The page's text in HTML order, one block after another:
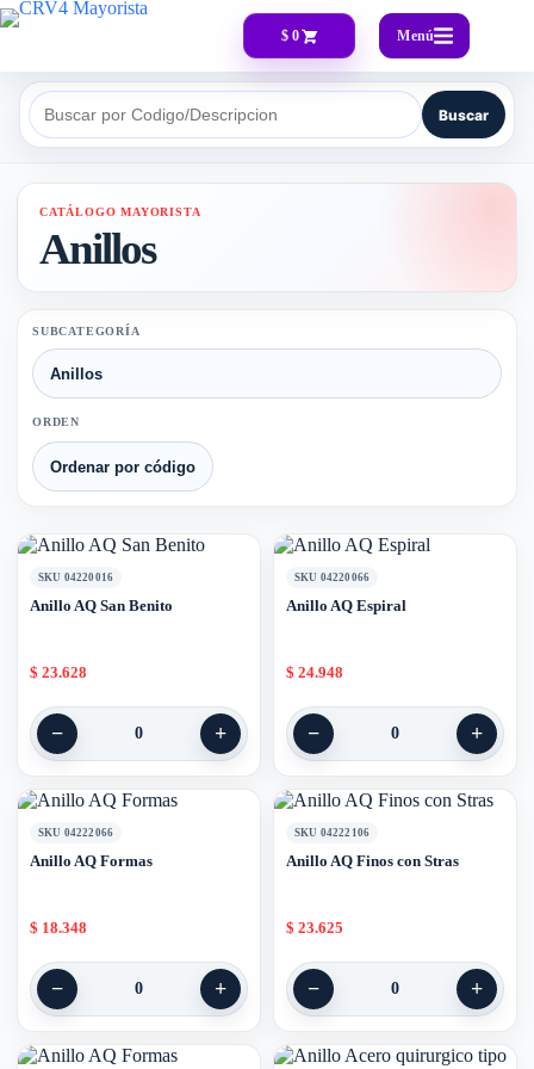
$ 0 Menú
Buscar por Codigo/Descripcion Buscar
CATÁLOGO MAYORISTA
Anillos
SUBCATEGORÍA
ORDEN
SKU 04220016
Anillo AQ San Benito
$ 23.628
− 0 +
SKU 04220066
Anillo AQ Espiral
$ 24.948
− 0 +
SKU 04222066
Anillo AQ Formas
$ 18.348
− 0 +
SKU 04222106
Anillo AQ Finos con Stras
$ 23.625
− 0 +